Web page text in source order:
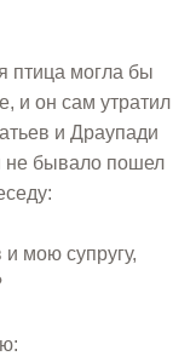
птица могла бы
и он сам утратил
и Драупади
не бывало пошел
мою супругу,